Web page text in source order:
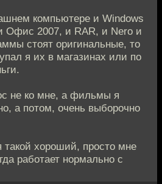
компьютере и Windows
Офис 2007, и RAR, и Nero и
стоят оригинальные, то
я их в магазинах или по
не ко мне, а фильмы я
а потом, очень выборочно
такой хороший, просто мне
работает нормально с